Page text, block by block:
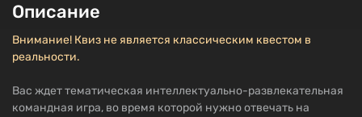
Описание
Внимание! Квиз не является классическим квестом в
реальности.
Вас ждет тематическая интеллектуально-развлекательная
командная игра, во время которой нужно отвечать на